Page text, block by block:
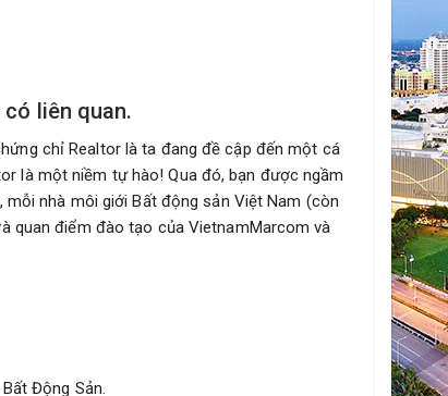
liên quan.
chỉ Realtor là ta đang đề cập đến một cá
là một niềm tự hào! Qua đó, bạn được ngầm
nhà môi giới Bất động sản Việt Nam (còn
quan điểm đào tạo của VietnamMarcom và
Động Sản.